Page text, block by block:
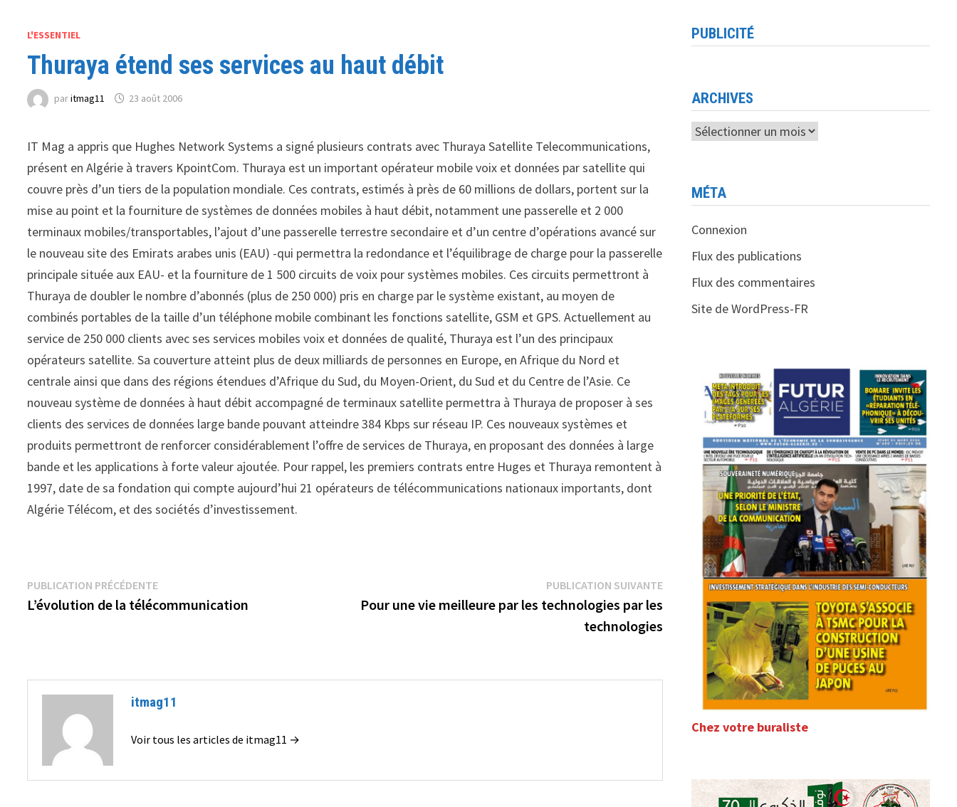
L'ESSENTIEL
Thuraya étend ses services au haut débit
paritmag11 23 août 2006
IT Mag a appris que Hughes Network Systems a signé plusieurs contrats avec Thuraya Satellite Telecommunications,
présent en Algérie à travers KpointCom. Thuraya est un important opérateur mobile voix et données par satellite qui
couvre près d’un tiers de la population mondiale. Ces contrats, estimés à près de 60 millions de dollars, portent sur la
mise au point et la fourniture de systèmes de données mobiles à haut débit, notamment une passerelle et 2 000
terminaux mobiles/transportables, l’ajout d’une passerelle terrestre secondaire et d’un centre d’opérations avancé sur
le nouveau site des Emirats arabes unis (EAU) -qui permettra la redondance et l’équilibrage de charge pour la passerelle
principale située aux EAU- et la fourniture de 1 500 circuits de voix pour systèmes mobiles. Ces circuits permettront à
Thuraya de doubler le nombre d’abonnés (plus de 250 000) pris en charge par le système existant, au moyen de
combinés portables de la taille d’un téléphone mobile combinant les fonctions satellite, GSM et GPS. Actuellement au
service de 250 000 clients avec ses services mobiles voix et données de qualité, Thuraya est l’un des principaux
opérateurs satellite. Sa couverture atteint plus de deux milliards de personnes en Europe, en Afrique du Nord et
centrale ainsi que dans des régions étendues d’Afrique du Sud, du Moyen-Orient, du Sud et du Centre de l’Asie. Ce
nouveau système de données à haut débit accompagné de terminaux satellite permettra à Thuraya de proposer à ses
clients des services de données large bande pouvant atteindre 384 Kbps sur réseau IP. Ces nouveaux systèmes et
produits permettront de renforcer considérablement l’offre de services de Thuraya, en proposant des données à large
bande et les applications à forte valeur ajoutée. Pour rappel, les premiers contrats entre Huges et Thuraya remontent à
1997, date de sa fondation qui compte aujourd’hui 21 opérateurs de télécommunications nationaux importants, dont
Algérie Télécom, et des sociétés d’investissement.
Navigation
de
PUBLICATION PRÉCÉDENTEPublication
précédente :
L’évolution de la télécommunication
PUBLICATION SUIVANTEPublication
suivante :
Pour une vie meilleure par les technologies par les
technologies
itmag11
Voir tous les articles de itmag11 →
PUBLICITÉ
ARCHIVES
Archives
MÉTA
Connexion
Flux des publications
Flux des commentaires
Site de WordPress-FR
Chez votre buraliste